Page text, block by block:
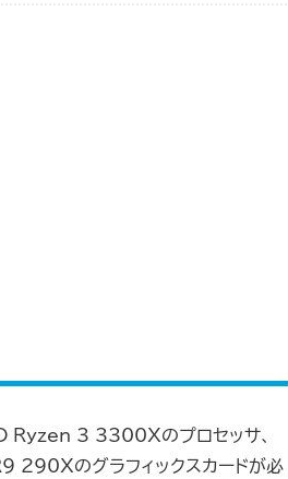
Ryzen 3 3300Xのプロセッサ、
のグラフィックスカードが必